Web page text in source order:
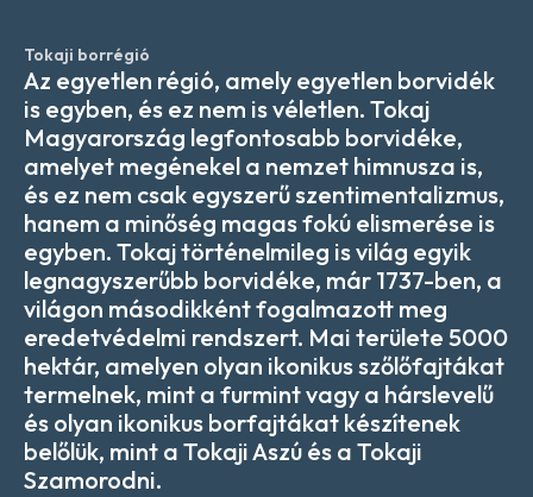
Tokaji borrégió
Az egyetlen régió, amely egyetlen borvidék
is egyben, és ez nem is véletlen. Tokaj
Magyarország legfontosabb borvidéke,
amelyet megénekel a nemzet himnusza is,
és ez nem csak egyszerű szentimentalizmus,
hanem a minőség magas fokú elismerése is
egyben. Tokaj történelmileg is világ egyik
legnagyszerűbb borvidéke, már 1737-ben, a
világon másodikként fogalmazott meg
eredetvédelmi rendszert. Mai területe 5000
hektár, amelyen olyan ikonikus szőlőfajtákat
termelnek, mint a furmint vagy a hárslevelű
és olyan ikonikus borfajtákat készítenek
belőlük, mint a Tokaji Aszú és a Tokaji
Szamorodni.